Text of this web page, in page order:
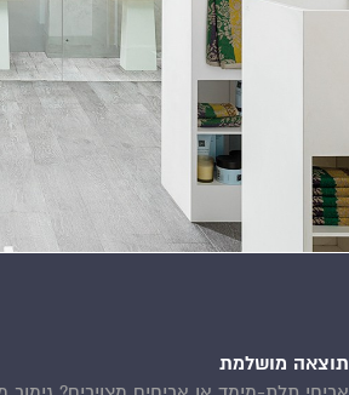
תוצאה מושלמת